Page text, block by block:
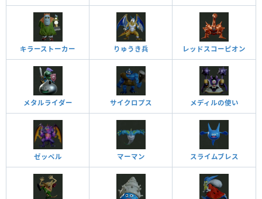
キラーストーカー りゅうき兵 レッドスコーピオン
メタルライダー サイクロプス メディルの使い
ゼッペル マーマン スライムブレス